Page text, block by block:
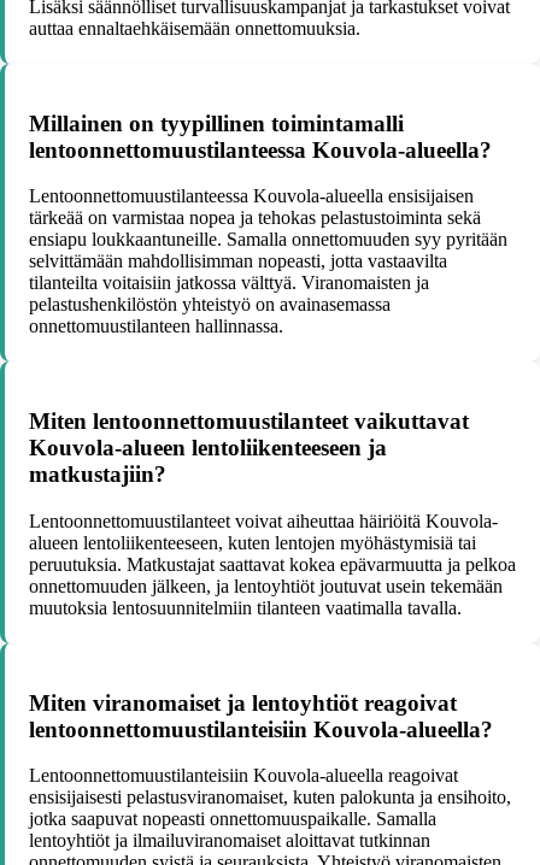
Lisäksi säännölliset turvallisuuskampanjat ja tarkastukset voivat
auttaa ennaltaehkäisemään onnettomuuksia.
Millainen on tyypillinen toimintamalli
lentoonnettomuustilanteessa Kouvola-alueella?
Lentoonnettomuustilanteessa Kouvola-alueella ensisijaisen
tärkeää on varmistaa nopea ja tehokas pelastustoiminta sekä
ensiapu loukkaantuneille. Samalla onnettomuuden syy pyritään
selvittämään mahdollisimman nopeasti, jotta vastaavilta
tilanteilta voitaisiin jatkossa välttyä. Viranomaisten ja
pelastushenkilöstön yhteistyö on avainasemassa
onnettomuustilanteen hallinnassa.
Miten lentoonnettomuustilanteet vaikuttavat
Kouvola-alueen lentoliikenteeseen ja
matkustajiin?
Lentoonnettomuustilanteet voivat aiheuttaa häiriöitä Kouvola-
alueen lentoliikenteeseen, kuten lentojen myöhästymisiä tai
peruutuksia. Matkustajat saattavat kokea epävarmuutta ja pelkoa
onnettomuuden jälkeen, ja lentoyhtiöt joutuvat usein tekemään
muutoksia lentosuunnitelmiin tilanteen vaatimalla tavalla.
Miten viranomaiset ja lentoyhtiöt reagoivat
lentoonnettomuustilanteisiin Kouvola-alueella?
Lentoonnettomuustilanteisiin Kouvola-alueella reagoivat
ensisijaisesti pelastusviranomaiset, kuten palokunta ja ensihoito,
jotka saapuvat nopeasti onnettomuuspaikalle. Samalla
lentoyhtiöt ja ilmailuviranomaiset aloittavat tutkinnan